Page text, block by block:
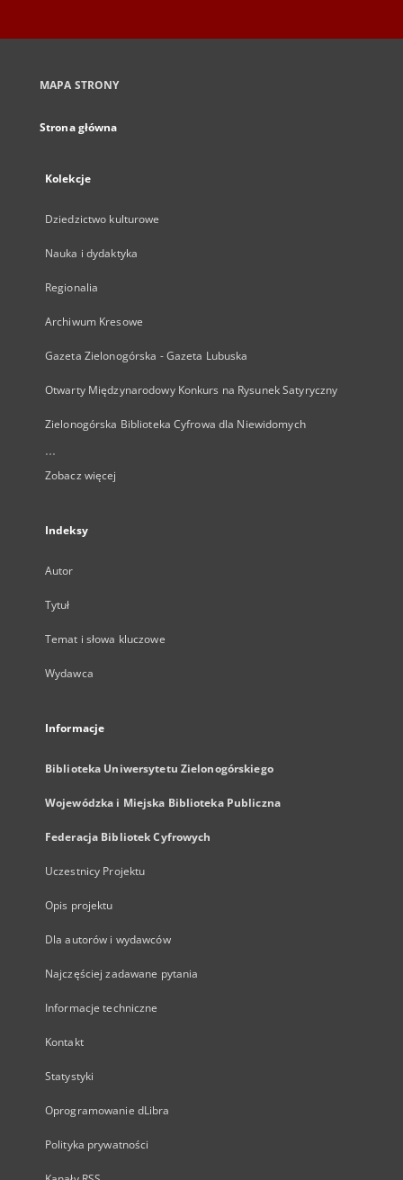
MAPA STRONY
Strona główna
Kolekcje
Dziedzictwo kulturowe
Nauka i dydaktyka
Regionalia
Archiwum Kresowe
Gazeta Zielonogórska - Gazeta Lubuska
Otwarty Międzynarodowy Konkurs na Rysunek Satyryczny
Zielonogórska Biblioteka Cyfrowa dla Niewidomych
...
Zobacz więcej
Indeksy
Autor
Tytuł
Temat i słowa kluczowe
Wydawca
Informacje
Biblioteka Uniwersytetu Zielonogórskiego
Wojewódzka i Miejska Biblioteka Publiczna
Federacja Bibliotek Cyfrowych
Uczestnicy Projektu
Opis projektu
Dla autorów i wydawców
Najczęściej zadawane pytania
Informacje techniczne
Kontakt
Statystyki
Oprogramowanie dLibra
Polityka prywatności